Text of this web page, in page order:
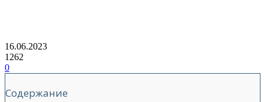
16.06.2023
1262
0
Содержание